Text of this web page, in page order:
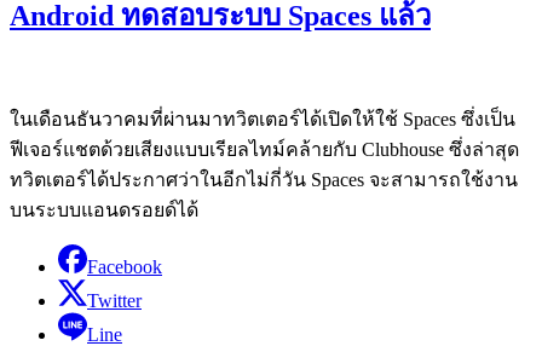
Android ทดสอบระบบ Spaces แล้ว
ในเดือนธันวาคมที่ผ่านมาทวิตเตอร์ได้เปิดให้ใช้ Spaces ซึ่งเป็น
ฟีเจอร์แชตด้วยเสียงแบบเรียลไทม์คล้ายกับ Clubhouse ซึ่งล่าสุด
ทวิตเตอร์ได้ประกาศว่าในอีกไม่กี่วัน Spaces จะสามารถใช้งาน
บนระบบแอนดรอยด์ได้
Facebook
Twitter
Line